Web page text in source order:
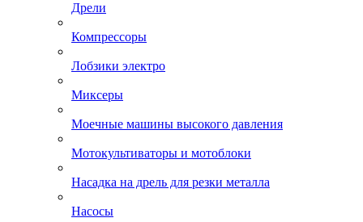
Дрели
Компрессоры
Лобзики электро
Миксеры
Моечные машины высокого давления
Мотокультиваторы и мотоблоки
Насадка на дрель для резки металла
Насосы